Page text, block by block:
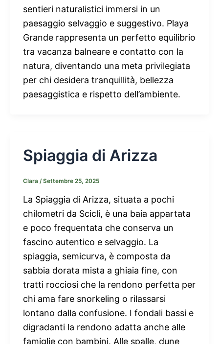
sentieri naturalistici immersi in un
paesaggio selvaggio e suggestivo. Playa
Grande rappresenta un perfetto equilibrio
tra vacanza balneare e contatto con la
natura, diventando una meta privilegiata
per chi desidera tranquillità, bellezza
paesaggistica e rispetto dell’ambiente.
Spiaggia di Arizza
Clara /Settembre 25, 2025
La Spiaggia di Arizza, situata a pochi
chilometri da Scicli, è una baia appartata
e poco frequentata che conserva un
fascino autentico e selvaggio. La
spiaggia, semicurva, è composta da
sabbia dorata mista a ghiaia fine, con
tratti rocciosi che la rendono perfetta per
chi ama fare snorkeling o rilassarsi
lontano dalla confusione. I fondali bassi e
digradanti la rendono adatta anche alle
famiglie con bambini. Alle spalle, dune